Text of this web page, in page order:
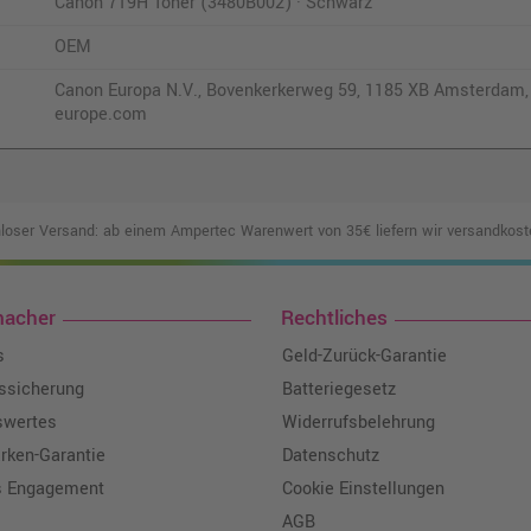
OEM
Canon Europa N.V., Bovenkerkerweg 59, 1185 XB
europe.com
Versand: ab einem Ampertec Warenwert von 35€ liefern wir
Garantie
Engagement
Rechtliches
Geld-Zurück-Garantie
Batteriegesetz
Widerrufsbelehrung
Datenschutz
Cookie Einstellungen
AGB